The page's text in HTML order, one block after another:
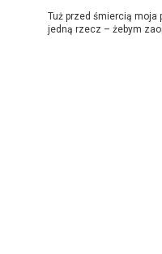
Tuż przed śmiercią moja
jedną rzecz – żebym